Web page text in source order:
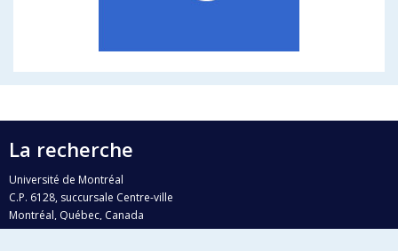
La recherche
Université de Montréal
C.P. 6128, succursale Centre-ville
Montréal, Québec, Canada
H3C 3J7